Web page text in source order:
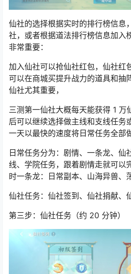
仙社的选择根据实时的排行榜信息
社，或者根据道法排行榜信息加入
非常重要：
加入仙社可以抢仙社红包，仙社红
可以在商城买提升战力的道具和抽
仙社尤其重要，
三测第一仙社大概每天能获得 1 万
后可以继续选择做主线和支线任务
一天以最快的速度将日常任务全部
日常任务分为：剧情、一条龙、仙
线、学院任务，跟着剧情走就可以
时一条龙：日常副本、山海异兽、
仙社任务：仙社签到、仙社捐献、
第三步：仙社任务（约 20 分钟）